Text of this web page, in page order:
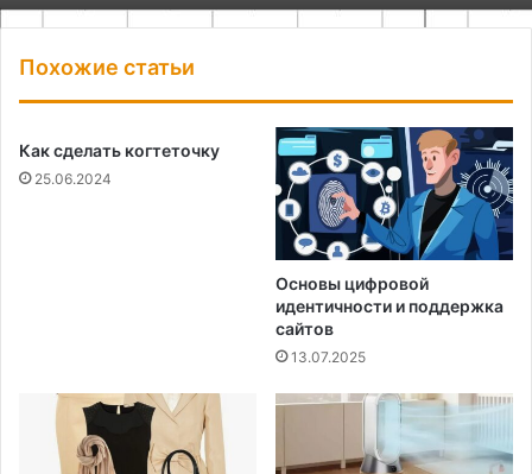
Похожие статьи
Как сделать когтеточку
25.06.2024
Основы цифровой
идентичности и поддержка
сайтов
13.07.2025